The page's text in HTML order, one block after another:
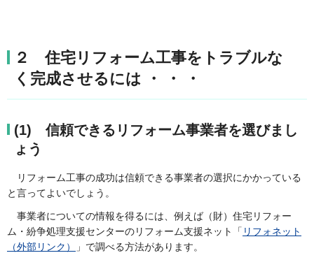
２ 住宅リフォーム工事をトラブルな
く完成させるには ・ ・ ・
(1) 信頼できるリフォーム事業者を選びまし
ょう
リフォーム工事の成功は信頼できる事業者の選択にかかっている
と言ってよいでしょう。
事業者についての情報を得るには、例えば（財）住宅リフォー
ム・紛争処理支援センターのリフォーム支援ネット「 リフォネット
（外部リンク）
」で調べる方法があります。